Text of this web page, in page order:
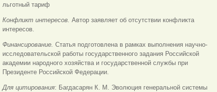
льготный тариф
Конфликт интересов. Автор заявляет об отсутствии конфликта
интересов.
Финансирование. Статья подготовлена в рамках выполнения научно-
исследовательской работы государственного задания Российской
академии народного хозяйства и государственной службы при
Президенте Российской Федерации.
Для цитирования: Багдасарян К. М. Эволюция генеральной системы